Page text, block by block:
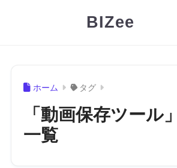
BIZee
ホーム タグ
「動画保存ツール
一覧